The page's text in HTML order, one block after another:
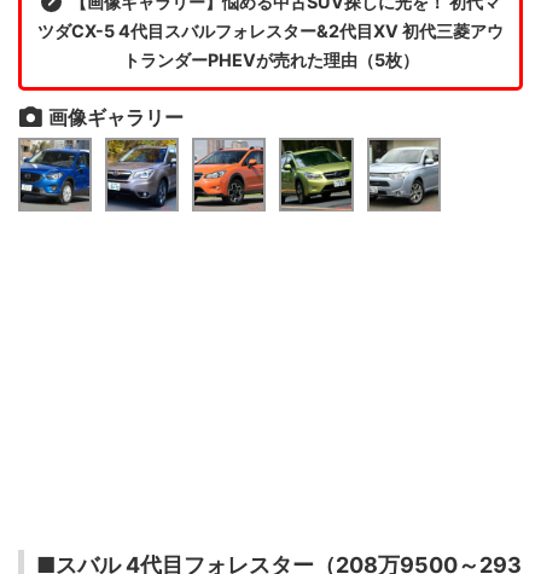
ツダCX-5 4代目スバルフォレスター&2代目XV 初代三菱アウ
トランダーPHEVが売れた理由（5枚）
画像ギャラリー
■スバル 4代目フォレスター（208万9500～293